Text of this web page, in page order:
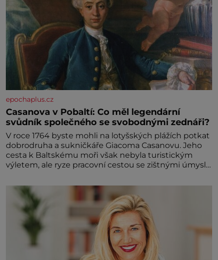
epochaplus.cz
Casanova v Pobaltí: Co měl legendární
svůdník společného se svobodnými zednáři?
V roce 1764 byste mohli na lotyšských plážích potkat
dobrodruha a sukničkáře Giacoma Casanovu. Jeho
cesta k Baltskému moři však nebyla turistickým
výletem, ale ryze pracovní cestou se zištnými úmysly.
procházel uličkami lotyšské Rigy? Casanova v Pobaltí
kontaktoval tamní zednářské lóže. Nebyl v této
oblasti žádným nováčkem, protože do zednářské